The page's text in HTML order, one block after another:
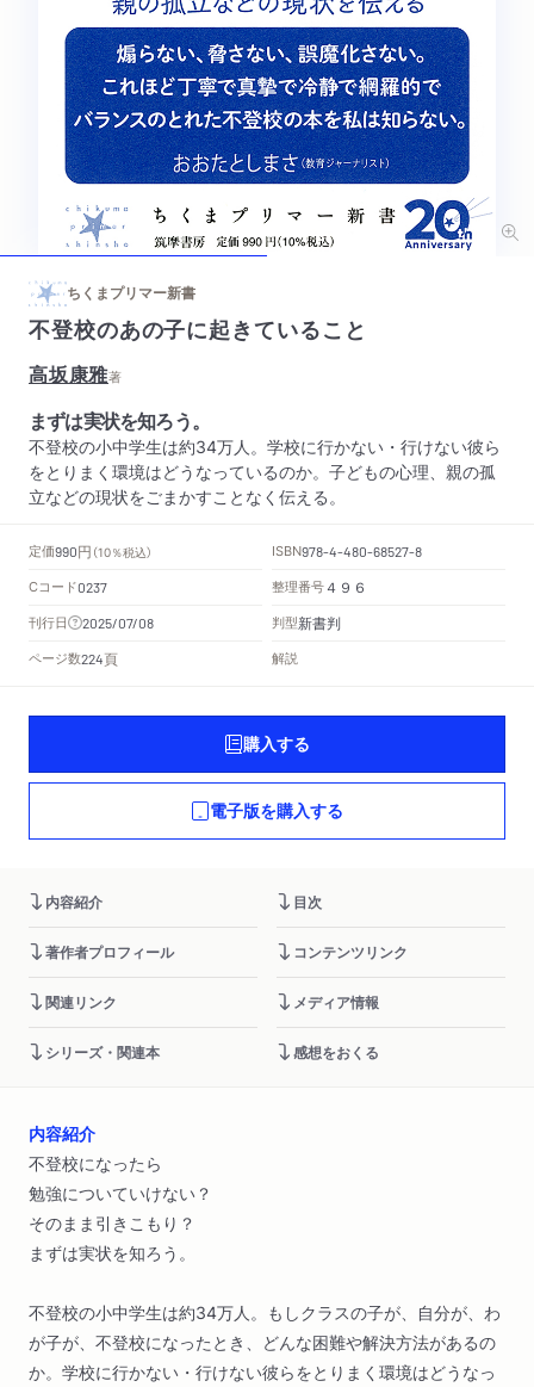
ちくまプリマー新書
不登校のあの子に起きていること
高坂康雅著
まずは実状を知ろう。
不登校の小中学生は約34万人。学校に行かない・行けない彼ら
をとりまく環境はどうなっているのか。子どもの心理、親の孤
立などの現状をごまかすことなく伝える。
定価990円 （10％税込） ISBN978-4-480-68527-8
Cコード0237 整理番号４９６
刊行日 2025/07/08 判型新書判
ページ数224頁 解説
購入する
電子版を購入する
内容紹介 目次
著作者プロフィール コンテンツリンク
関連リンク メディア情報
シリーズ・関連本 感想をおくる
内容紹介
不登校になったら
勉強についていけない？
そのまま引きこもり？
まずは実状を知ろう。
不登校の小中学生は約34万人。もしクラスの子が、自分が、わ
が子が、不登校になったとき、どんな困難や解決方法があるの
か。学校に行かない・行けない彼らをとりまく環境はどうなっ